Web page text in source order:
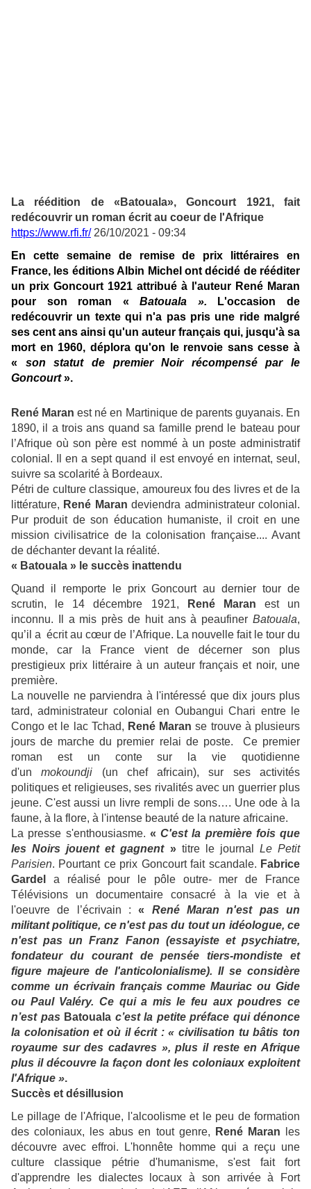
La réédition de «Batouala», Goncourt 1921, fait
redécouvrir un roman écrit au coeur de l'Afrique
https://www.rfi.fr/26/10/2021 - 09:34
En cette semaine de remise de prix littéraires en
France, les éditions Albin Michel ont décidé de rééditer
un prix Goncourt 1921 attribué à l'auteur René Maran
pour son roman «Batouala ». L'occasion de
redécouvrir un texte qui n'a pas pris une ride malgré
ses cent ans ainsi qu'un auteur français qui, jusqu'à sa
mort en 1960, déplora qu'on le renvoie sans cesse à
« son statut de premier Noir récompensé par le
Goncourt».
René Maran est né en Martinique de parents guyanais. En
1890, il a trois ans quand sa famille prend le bateau pour
l’Afrique où son père est nommé à un poste administratif
colonial. Il en a sept quand il est envoyé en internat, seul,
suivre sa scolarité à Bordeaux.
Pétri de culture classique, amoureux fou des livres et de la
littérature, René Maran deviendra administrateur colonial.
Pur produit de son éducation humaniste, il croit en une
mission civilisatrice de la colonisation française.... Avant
de déchanter devant la réalité.
« Batouala » le succès inattendu
Quand il remporte le prix Goncourt au dernier tour de
scrutin, le 14 décembre 1921,
René Maran est un
inconnu. Il a mis près de huit ans à peaufiner Batouala,
qu’il a écrit au cœur de l’Afrique. La nouvelle fait le tour du
monde, car la France vient de décerner son plus
prestigieux prix littéraire à un auteur français et noir, une
première.
La nouvelle ne parviendra à l'intéressé que dix jours plus
tard, administrateur colonial en Oubangui Chari entre le
Congo et le lac Tchad, René Maran se trouve à plusieurs
jours de marche du premier relai de poste. Ce premier
roman est un conte sur la vie quotidienne
d'unmokoundji (un chef africain), sur ses activités
politiques et religieuses, ses rivalités avec un guerrier plus
jeune. C'est aussi un livre rempli de sons…. Une ode à la
faune, à la flore, à l'intense beauté de la nature africaine.
La presse s'enthousiasme. « C'est la première fois que
les Noirs jouent et gagnent»titre le journal Le Petit
Parisien. Pourtant ce prix Goncourt fait scandale. Fabrice
Gardel
a réalisé pour le pôle outre- mer de France
Télévisions un documentaire consacré à la vie et à
l'oeuvre de l’écrivain :« René Maran n'est pas un
militant politique, ce n'est pas du tout un idéologue, ce
n'est pas un Franz Fanon (essayiste et psychiatre,
fondateur du courant de pensée tiers-mondiste et
figure majeure de l'anticolonialisme). Il se considère
comme un écrivain français comme Mauriac ou Gide
ou Paul Valéry. Ce qui a mis le feu aux poudres ce
n’est pas Batouala c’est la petite préface qui dénonce
la colonisation et où il écrit : « civilisation tu bâtis ton
royaume sur des cadavres », plus il reste en Afrique
plus il découvre la façon dont les coloniaux exploitent
l'Afrique ».
Succès et désillusion
Le pillage de l'Afrique, l'alcoolisme et le peu de formation
des coloniaux, les abus en tout genre,
René Maran les
découvre avec effroi. L'honnête homme qui a reçu une
culture classique pétrie d'humanisme, s'est fait fort
d'apprendre les dialectes locaux à son arrivée à Fort